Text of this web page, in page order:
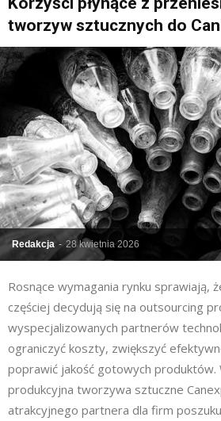
tworzyw sztucznych do
Redakcja - 28 kwietnia 2026
Rosnące wymagania rynku sprawiają,
częściej decydują się na outsourcing
wyspecjalizowanych partnerów
ograniczyć koszty, zwiększyć
poprawić jakość gotowych produktów.
produkcyjna tworzywa sztuczne
atrakcyjnego partnera dla firm